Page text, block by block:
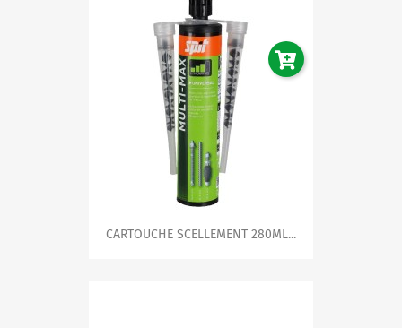
CARTOUCHE SCELLEMENT 280ML...